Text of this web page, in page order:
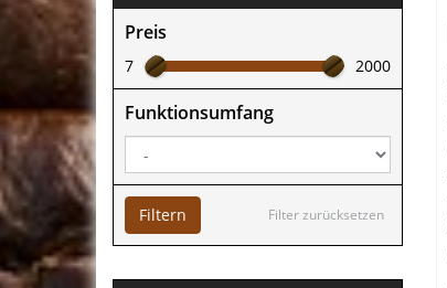
Preis
7 2000
Funktionsumfang
Filter zurücksetzen
Filtern